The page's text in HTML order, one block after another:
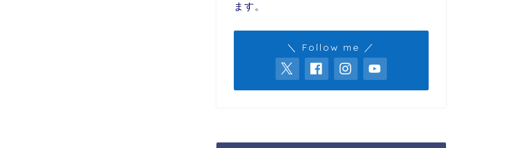
ます。
＼ Follow me ／